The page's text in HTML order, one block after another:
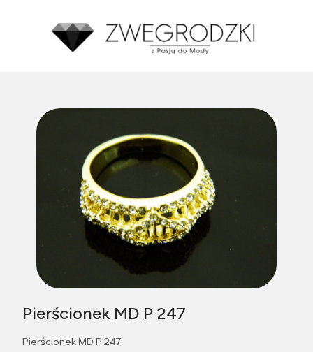
Pierścionek MD P 247
Pierścionek MD P 247
Made with GetReview